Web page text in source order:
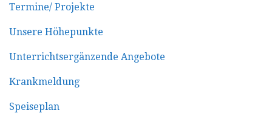
Termine/ Projekte
Unsere Höhepunkte
Unterrichtsergänzende Angebote
Krankmeldung
Speiseplan